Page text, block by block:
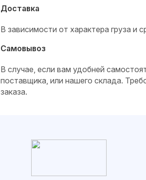
Доставка
В зависимости от характера груза и
Самовывоз
В случае, если вам удобней
поставщика, или нашего склада.
заказа.